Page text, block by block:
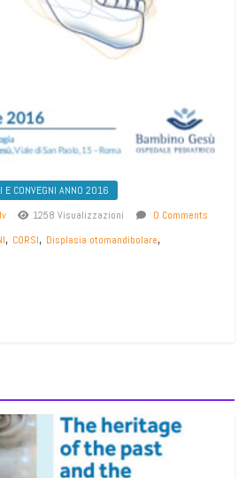
E CONVEGNI ANNO 2016
1258 Visualizzazioni
0 Comments
, CORSI, Displasia otomandibolare,